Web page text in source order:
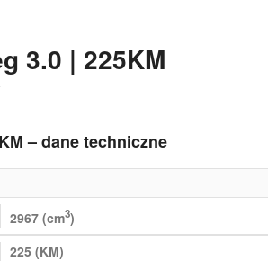
3.0 | 225KM
– dane techniczne
2967 (cm3)
225 (KM)